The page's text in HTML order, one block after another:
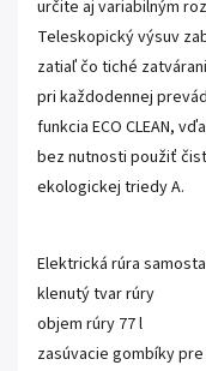
určite aj variabilným
Teleskopický výsuv
zatiaľ čo tiché
pri každodennej
funkcia ECO CLEAN,
bez nutnosti použiť
ekologickej triedy A.
Elektrická rúra
klenutý tvar rúry
objem rúry 77 l
zasúvacie gombíky